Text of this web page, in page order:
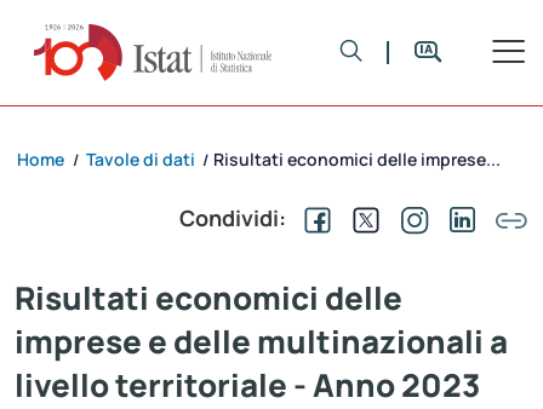
Home / Tavole di dati / Risultati economici delle imprese...
Condividi:
Risultati economici delle
imprese e delle multinazionali a
livello territoriale - Anno 2023